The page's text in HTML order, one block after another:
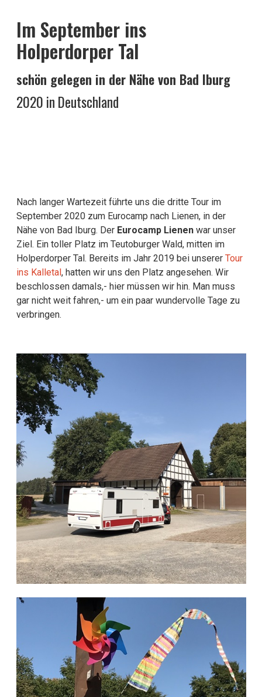
Im September ins
Holperdorper Tal
schön gelegen in der Nähe von Bad Iburg
2020 in Deutschland
Nach langer Wartezeit führte uns die dritte Tour im
September 2020 zum Eurocamp nach Lienen, in der
Nähe von Bad Iburg. Der Eurocamp Lienenwar unser
Ziel. Ein toller Platz im Teutoburger Wald, mitten im
Holperdorper Tal. Bereits im Jahr 2019 bei unserer Tour
ins Kalletal , hatten wir uns den Platz angesehen. Wir
beschlossen damals,- hier müssen wir hin. Man muss
gar nicht weit fahren,- um ein paar wundervolle Tage zu
verbringen.